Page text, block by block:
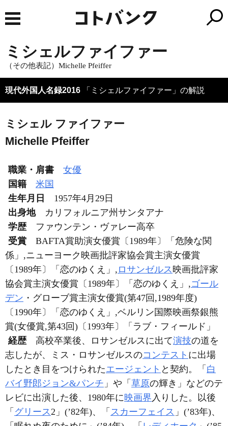
ミシェルファイファー
（その他表記）Michelle Pfeiffer
現代外国人名録2016 「ミシェルファイファー」の解説
ミシェル ファイファー
Michelle Pfeiffer
職業・肩書
女優
国籍
米国
生年月日
1957年4月29日
出身地
カリフォルニア州サンタアナ
学歴
ファウンテン・ヴァレー高卒
受賞
BAFTA賞助演女優賞〔1989年〕「危険な関
係」,ニューヨーク映画批評家協会賞主演女優賞
〔1989年〕「恋のゆくえ」, ロサンゼルス映画批評家
協会賞主演女優賞〔1989年〕「恋のゆくえ」,ゴール
デン ・グローブ賞主演女優賞(第47回,1989年度)
〔1990年〕「恋のゆくえ」,ベルリン国際映画祭銀熊
賞(女優賞,第43回)〔1993年〕「ラブ・フィールド」
経歴
高校卒業後、ロサンゼルスに出て演技の道を
志したが、ミス・ロサンゼルスのコンテスト に出場
したとき目をつけられたエージェント と契約。「 白
バイ野郎ジョン&パンチ 」や「 草原の輝き」などのテ
レビに出演した後、1980年に映画界入りした。以後
「 グリース2」(’82年)、「 スカーフェイス 」(’83年)、